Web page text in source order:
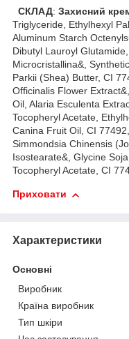
СКЛАД: Захисний
Triglyceride, Ethylhexyl
Aluminum Starch
Dibutyl Lauroyl
Microcristallina&,
Parkii (Shea) Butter, CI
Officinalis Flower
Oil, Alaria Esculenta
Tocopheryl Acetate,
Canina Fruit Oil, CI
Simmondsia Chinensis
Isostearate&, Glycine
Tocopheryl Acetate, CI
Приховати
Характеристики
Основні
Виробник
Країна виробник
Тип шкіри